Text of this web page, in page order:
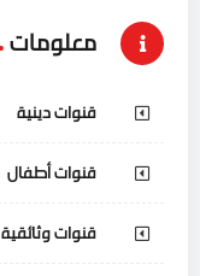
معلومات
قنوات دينية
قنوات أطفال
قنوات وثائقية